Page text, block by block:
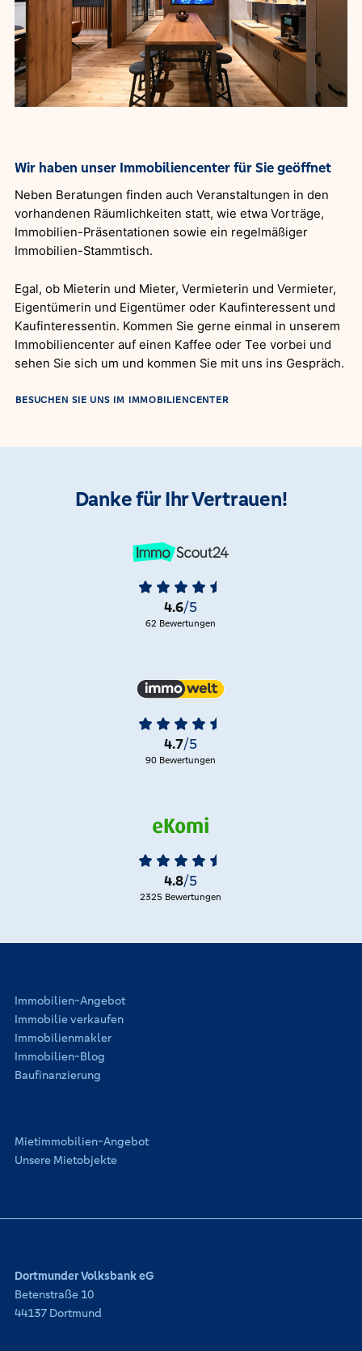
Wir haben unser Immobiliencenter für Sie geöffnet
Neben Beratungen finden auch Veranstaltungen in den
vorhandenen Räumlichkeiten statt, wie etwa Vorträge,
Immobilien-Präsentationen sowie ein regelmäßiger
Immobilien-Stammtisch.
Egal, ob Mieterin und Mieter, Vermieterin und Vermieter,
Eigentümerin und Eigentümer oder Kaufinteressent und
Kaufinteressentin. Kommen Sie gerne einmal in unserem
Immobiliencenter auf einen Kaffee oder Tee vorbei und
sehen Sie sich um und kommen Sie mit uns ins Gespräch.
BESUCHEN SIE UNS IM IMMOBILIENCENTER
Danke für Ihr Vertrauen!
4.6/5
62 Bewertungen
4.7/5
90 Bewertungen
4.8/5
2325 Bewertungen
Immobilien-Angebot
Immobilie verkaufen
Immobilienmakler
Immobilien-Blog
Baufinanzierung
Mietimmobilien-Angebot
Unsere Mietobjekte
Dortmunder Volksbank eG
Betenstraße 10
44137 Dortmund